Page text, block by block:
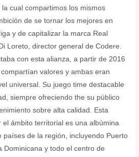
cual compartimos los mismos
de se tornar los mejores en
y de capitalizar la marca Real
Loreto, director general de Codere.
con esta alianza, a partir de 2016
valores y ambas eran
universal. Su juego time destacable
siempre ofreciendo the su público
sobre alta calidad. Esta
el ámbito territorial es una albúmina
países de la región, incluyendo Puerto
Dominicana y todo el centro de